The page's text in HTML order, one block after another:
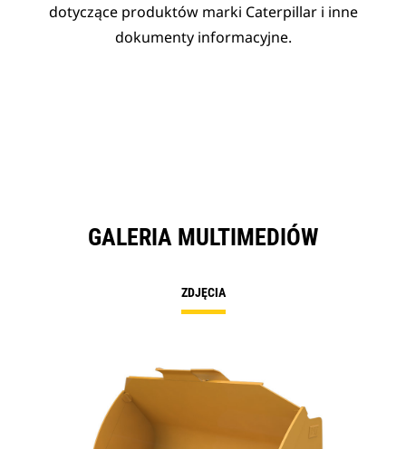
dotyczące produktów marki Caterpillar i inne
dokumenty informacyjne.
GALERIA MULTIMEDIÓW
ZDJĘCIA